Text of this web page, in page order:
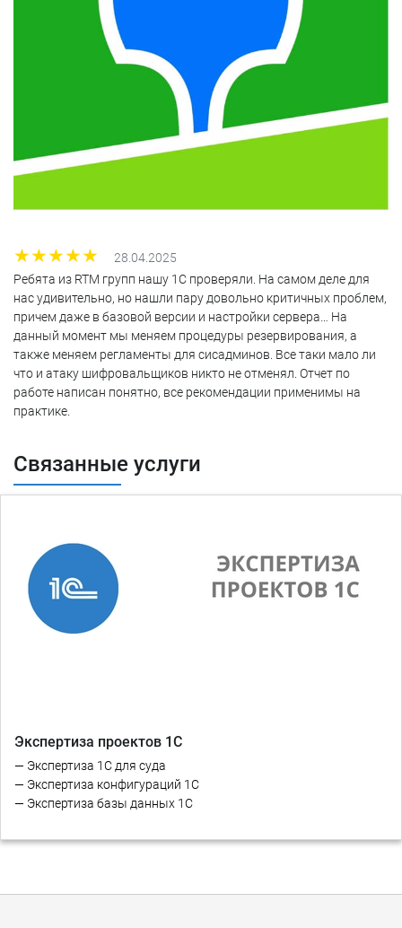
28.04.2025
Ребята из RTM групп нашу 1С проверяли. На самом деле для
нас удивительно, но нашли пару довольно критичных проблем,
причем даже в базовой версии и настройки сервера… На
данный момент мы меняем процедуры резервирования, а
также меняем регламенты для сисадминов. Все таки мало ли
что и атаку шифровальщиков никто не отменял. Отчет по
работе написан понятно, все рекомендации применимы на
практике.
Связанные услуги
Экспертиза проектов 1С
— Экспертиза 1С для суда
— Экспертиза конфигураций 1С
— Экспертиза базы данных 1С